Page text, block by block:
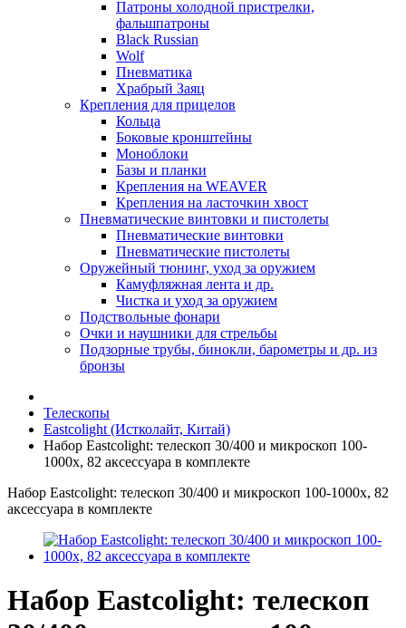
Патроны холодной пристрелки,
фальшпатроны
Black Russian
Wolf
Пневматика
Храбрый Заяц
Крепления для прицелов
Кольца
Боковые кронштейны
Моноблоки
Базы и планки
Крепления на WEAVER
Крепления на ласточкин хвост
Пневматические винтовки и пистолеты
Пневматические винтовки
Пневматические пистолеты
Оружейный тюнинг, уход за оружием
Камуфляжная лента и др.
Чистка и уход за оружием
Подствольные фонари
Очки и наушники для стрельбы
Подзорные трубы, бинокли, барометры и др. из
бронзы
Телескопы
Eastcolight (Истколайт, Китай)
Набор Eastcolight: телескоп 30/400 и микроскоп 100-
1000x, 82 аксессуара в комплекте
Набор Eastcolight: телескоп 30/400 и микроскоп 100-1000x, 82
аксессуара в комплекте
Набор Eastcolight: телескоп